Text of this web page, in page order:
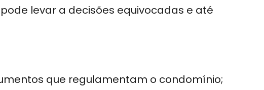
levar a decisões equivocadas e até
que regulamentam o condomínio;